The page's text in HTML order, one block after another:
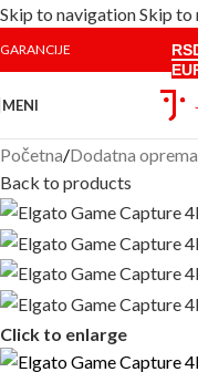
Skip to navigationSkip to
GARANCIJE
MENI
Početna/Dodatna oprema
Back to products
Click to enlarge